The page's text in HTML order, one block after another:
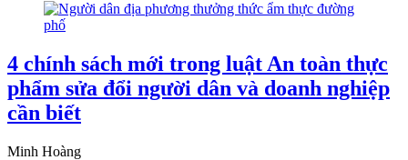
4 chính sách mới trong luật An toàn thực
phẩm sửa đổi người dân và doanh nghiệp
cần biết
Minh Hoàng